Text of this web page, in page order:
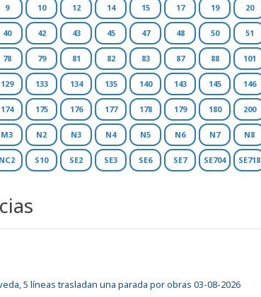
9 10 12 14 15 17 19 20
40 42 43 45 47 48 50 51
78 79 81 82 83 87 88 101
129 133 134 135 140 143 145 146
174 175 176 177 178 179 180 200
M3 N2 N3 N4 N5 N6 N7 N8
NC2 S10 SE2 SE3 SE6 SE7 SE704 SE718
5 líneas trasladan una parada por obras 03-08-2026